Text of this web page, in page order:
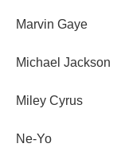
Marvin Gaye
Michael Jackson
Miley Cyrus
Ne-Yo